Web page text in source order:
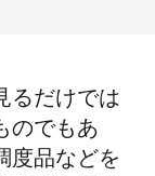
るだけでは
のでもあ
度品などを